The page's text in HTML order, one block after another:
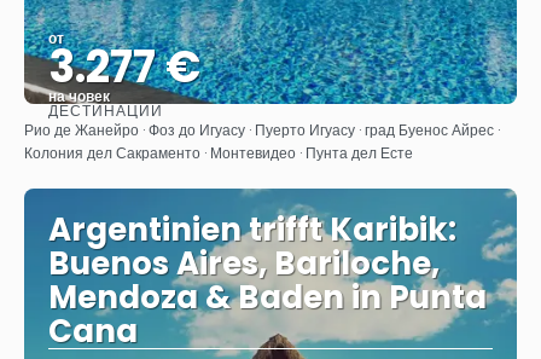
от
3.277 €
на човек
Вижте
ДЕСТИНАЦИИ
Рио де Жанейро · Фоз до Игуасу · Пуерто Игуасу · град Буенос Айрес ·
Колония дел Сакраменто · Монтевидео · Пунта дел Есте
Argentinien trifft Karibik:
Buenos Aires, Bariloche,
Mendoza & Baden in Punta
Cana